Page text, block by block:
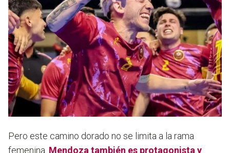
Pero este camino dorado no se limita a la rama
femenina. Mendoza también es protagonista y